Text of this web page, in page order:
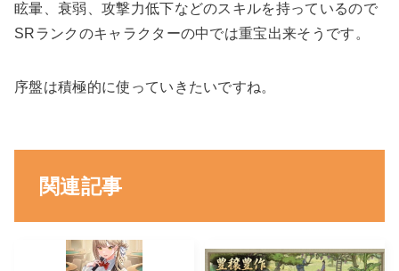
眩暈、衰弱、攻撃力低下などのスキルを持っているので
SRランクのキャラクターの中では重宝出来そうです。
序盤は積極的に使っていきたいですね。
関連記事